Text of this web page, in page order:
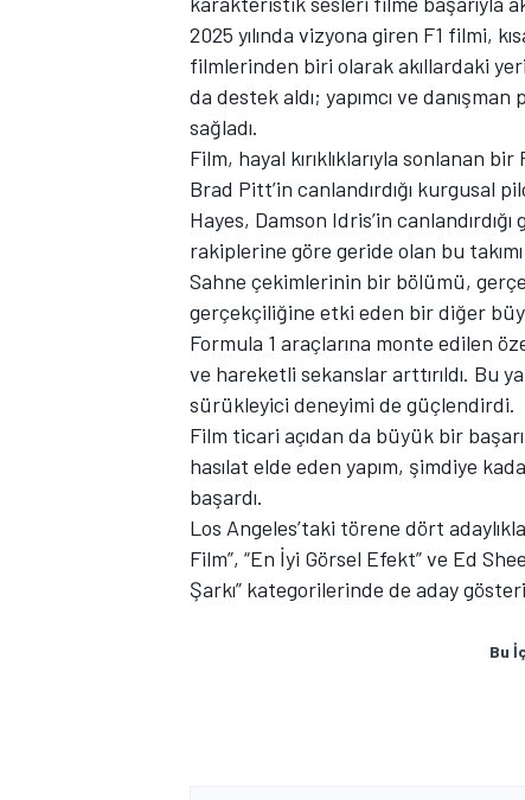
TÜRK SPORCULAR
2025 yılında vizyona giren F1 filmi,
filmlerinden biri olarak akıllardaki
da destek aldı; yapımcı ve
sağladı.
Film, hayal kırıklıklarıyla sonlanan
Brad Pitt’in canlandırdığı kurgusal
Hayes, Damson Idris’in
rakiplerine göre geride olan bu takımı
Sahne çekimlerinin bir bölümü,
gerçekçiliğine etki eden bir diğer
Formula 1 araçlarına monte edilen
ve hareketli sekanslar arttırıldı. Bu
sürükleyici deneyimi de güçlendirdi.
Film ticari açıdan da büyük bir
hasılat elde eden yapım, şimdiye
başardı.
Los Angeles’taki törene dört
Film”, “En İyi Görsel Efekt” ve Ed
Şarkı” kategorilerinde de aday
Bu